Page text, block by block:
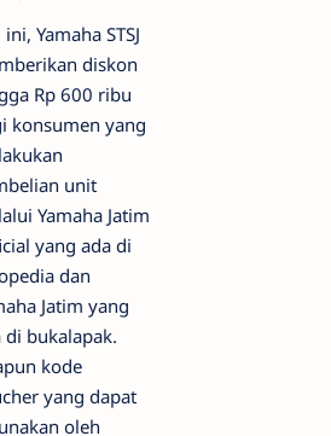
ini, Yamaha STSJ
diskon
Rp 600 ribu
konsumen yang
unit
Yamaha Jatim
yang ada di
dan
Jatim yang
di bukalapak.
kode
yang dapat
oleh